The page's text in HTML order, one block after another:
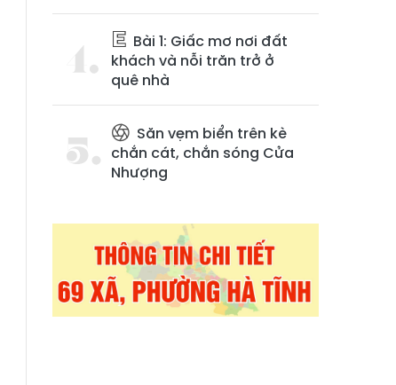
Bài 1: Giấc mơ nơi đất
khách và nỗi trăn trở ở
quê nhà
Săn vẹm biển trên kè
chắn cát, chắn sóng Cửa
Nhượng